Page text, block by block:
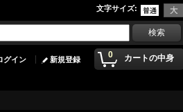
文字サイズ:
0 カートの中身
グイン 新規登録